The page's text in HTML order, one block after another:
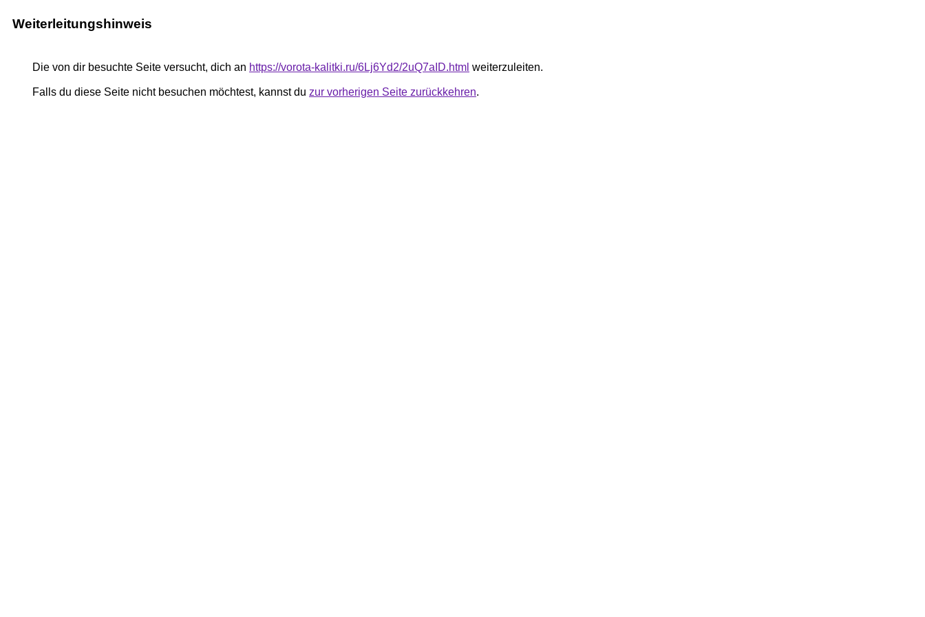
Weiterleitungshinweis
Die von dir besuchte Seite versucht, dich an https://vorota-kalitki.ru/6Lj6Yd2/2uQ7aID.html weiterzuleiten.
Falls du diese Seite nicht besuchen möchtest, kannst du zur vorherigen Seite zurückkehren.